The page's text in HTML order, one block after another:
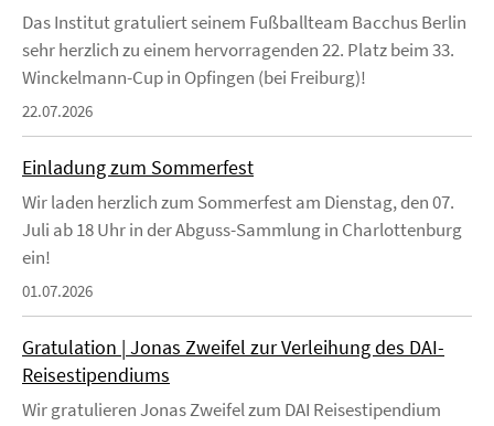
Das Institut gratuliert seinem Fußballteam Bacchus Berlin
sehr herzlich zu einem hervorragenden 22. Platz beim 33.
Winckelmann-Cup in Opfingen (bei Freiburg)!
22.07.2026
Einladung zum Sommerfest
Wir laden herzlich zum Sommerfest am Dienstag, den 07.
Juli ab 18 Uhr in der Abguss-Sammlung in Charlottenburg
ein!
01.07.2026
Gratulation | Jonas Zweifel zur Verleihung des DAI-
Reisestipendiums
Wir gratulieren Jonas Zweifel zum DAI Reisestipendium